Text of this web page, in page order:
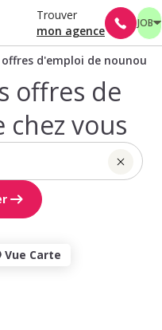
Trouver
mon agence
JOB
offres d'emploi de nounou
offres de
chez vous
Vue Carte